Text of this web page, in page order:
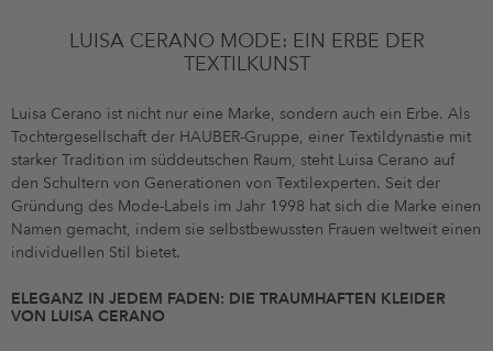
LUISA CERANO MODE: EIN ERBE DER
TEXTILKUNST
Luisa Cerano ist nicht nur eine Marke, sondern auch ein Erbe. Als
Tochtergesellschaft der HAUBER-Gruppe, einer Textildynastie mit
starker Tradition im süddeutschen Raum, steht Luisa Cerano auf
den Schultern von Generationen von Textilexperten. Seit der
Gründung des Mode-Labels im Jahr 1998 hat sich die Marke einen
Namen gemacht, indem sie selbstbewussten Frauen weltweit einen
individuellen Stil bietet.
ELEGANZ IN JEDEM FADEN: DIE TRAUMHAFTEN KLEIDER
VON LUISA CERANO